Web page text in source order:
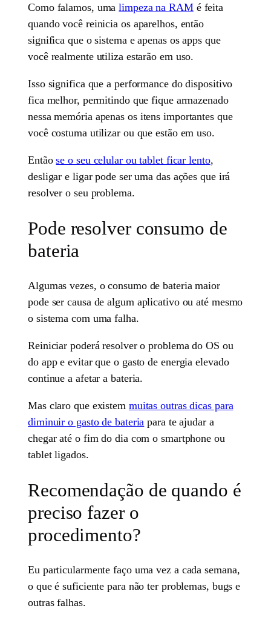
Como falamos, umalimpeza na RAMé feita
quando você reinicia os aparelhos, então
significa que o sistema e apenas os apps que
você realmente utiliza estarão em uso.
Isso significa que a performance do dispositivo
fica melhor, permitindo que fique armazenado
nessa memória apenas os itens importantes que
você costuma utilizar ou que estão em uso.
Entãose o seu celular ou tablet ficar lento,
desligar e ligar pode ser uma das ações que irá
resolver o seu problema.
Pode resolver consumo de
bateria
Algumas vezes, o consumo de bateria maior
pode ser causa de algum aplicativo ou até mesmo
o sistema com uma falha.
Reiniciar poderá resolver o problema do OS ou
do app e evitar que o gasto de energia elevado
continue a afetar a bateria.
Mas claro que existem muitas outras dicas para
diminuir o gasto de bateria para te ajudar a
chegar até o fim do dia com o smartphone ou
tablet ligados.
Recomendação de quando é
preciso fazer o
procedimento?
Eu particularmente faço uma vez a cada semana,
o que é suficiente para não ter problemas, bugs e
outras falhas.